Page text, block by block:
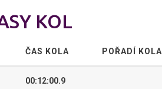
KOL
ČAS KOLA POŘADÍ KOLA
00:12:00.9